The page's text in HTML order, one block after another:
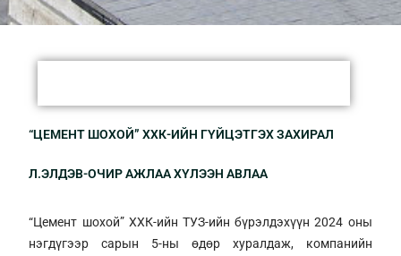
“ЦЕМЕНТ ШОХОЙ” ХХК-ИЙН ГҮЙЦЭТГЭХ ЗАХИРАЛ
Л.ЭЛДЭВ-ОЧИР АЖЛАА ХҮЛЭЭН АВЛАА
“Цемент шохой” ХХК-ийн ТУЗ-ийн бүрэлдэхүүн 2024 оны
нэгдүгээр сарын 5-ны өдөр хуралдаж, компанийн